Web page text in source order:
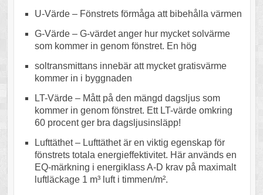
U-Värde – Fönstrets förmåga att bibehålla värmen
G-Värde – G-värdet anger hur mycket solvärme
som kommer in genom fönstret. En hög
soltransmittans innebär att mycket gratisvärme
kommer in i byggnaden
LT-Värde – Mått på den mängd dagsljus som
kommer in genom fönstret. Ett LT-värde omkring
60 procent ger bra dagsljusinsläpp!
Lufttäthet – Lufttäthet är en viktig egenskap för
fönstrets totala energieffektivitet. Här används en
EQ-märkning i energiklass A-D krav på maximalt
luftläckage 1 m³ luft i timmen/m².